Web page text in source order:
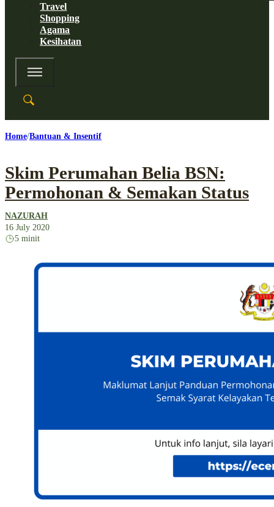
Travel
Shopping
Agama
Kesihatan
Home Bantuan & Insentif
Skim Perumahan Belia BSN:
Permohonan & Semakan Status
NAZURAH
16 July 2020
5 minit